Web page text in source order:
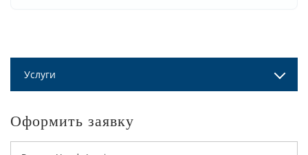
Услуги
Оформить заявку